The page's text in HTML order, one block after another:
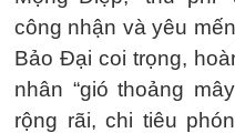
công nhận và yêu
Bảo Đại coi trọng,
nhân “gió thoảng
rộng rãi, chi tiêu